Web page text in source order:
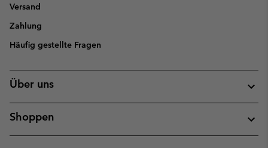
Versand
Zahlung
Häufig gestellte Fragen
Über uns
Shoppen